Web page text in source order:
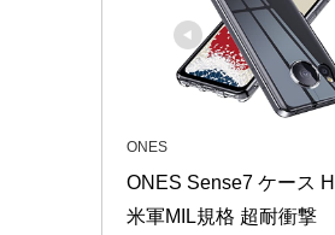
ONES
ONES Sense7 ケース
米軍MIL規格 超耐衝撃